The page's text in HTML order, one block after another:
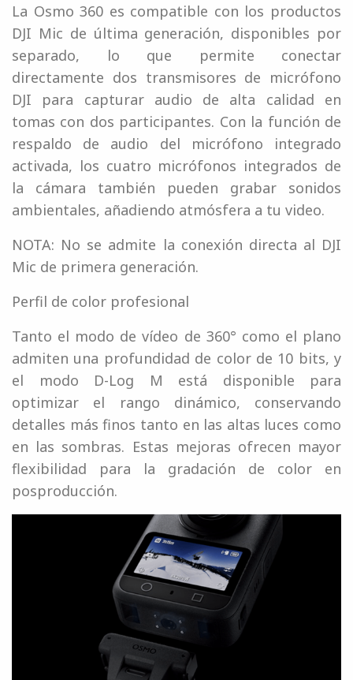
La Osmo 360 es compatible con los productos
DJI Mic de última generación, disponibles por
separado, lo que permite conectar
directamente dos transmisores de micrófono
DJI para capturar audio de alta calidad en
tomas con dos participantes. Con la función de
respaldo de audio del micrófono integrado
activada, los cuatro micrófonos integrados de
la cámara también pueden grabar sonidos
ambientales, añadiendo atmósfera a tu video.
NOTA: No se admite la conexión directa al DJI
Mic de primera generación.
Perfil de color profesional
Tanto el modo de vídeo de 360° como el plano
admiten una profundidad de color de 10 bits, y
el modo D-Log M está disponible para
optimizar el rango dinámico, conservando
detalles más finos tanto en las altas luces como
en las sombras. Estas mejoras ofrecen mayor
flexibilidad para la gradación de color en
posproducción.